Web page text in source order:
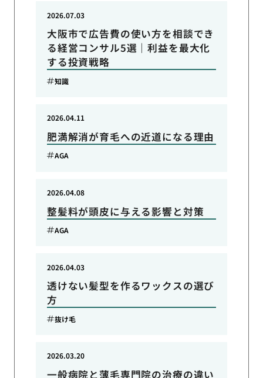
大阪市で広告費の使い方を相談でき
る経営コンサル5選｜利益を最大化
する投資戦略
2026.07.03
知識
肥満解消が育毛への近道になる理由
2026.04.11
AGA
整髪料が頭皮に与える影響と対策
2026.04.08
AGA
透けない髪型を作るワックスの選び
方
2026.04.03
抜け毛
一般病院と薄毛専門院の治療の違い
2026.03.20